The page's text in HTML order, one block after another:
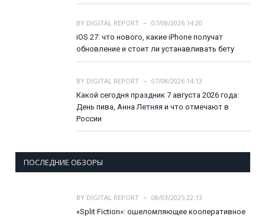
BY DIGITAL REPORT
07/08/2026 14:20
iOS 27: что нового, какие iPhone получат
обновление и стоит ли устанавливать бету
BY DIGITAL REPORT
07/08/2026 14:13
Какой сегодня праздник 7 августа 2026 года:
День пива, Анна Летняя и что отмечают в
России
ПОСЛЕДНИЕ ОБЗОРЫ
BY DIGITAL REPORT
08/03/2025 22:13
«Split Fiction»: ошеломляющее кооперативное